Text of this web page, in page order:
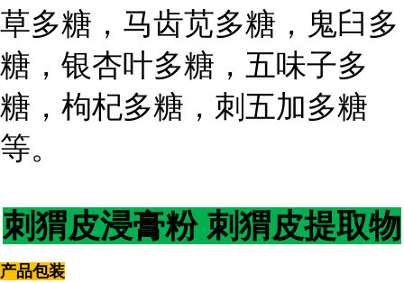
草多糖，马齿苋多糖，鬼臼多
糖，银杏叶多糖，五味子多
糖，枸杞多糖，刺五加多糖
等。
刺猬皮浸膏粉 刺猬皮提取物
产品包装